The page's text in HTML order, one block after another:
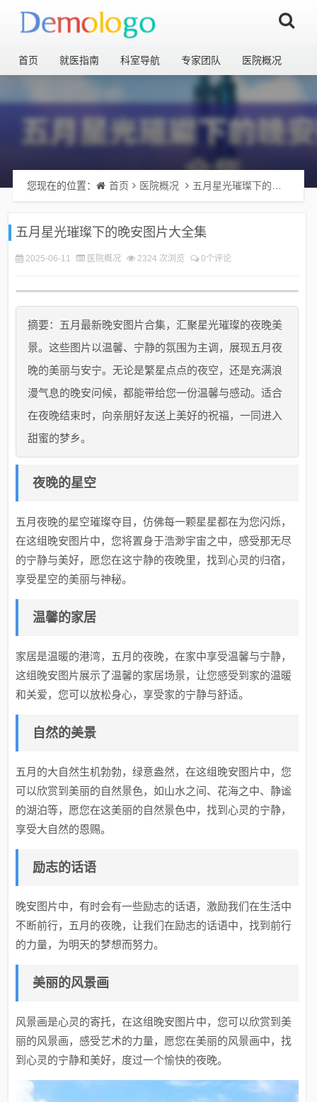
首页 就医指南 科室导航 专家团队 医院概况
您现在的位置： 首页 医院概况 五月星光璀璨下的晚安图片大全集
五月星光璀璨下的晚安图片大全集
2025-06-11 医院概况 2324 次浏览 0个评论
摘要：五月最新晚安图片合集，汇聚星光璀璨的夜晚美
景。这些图片以温馨、宁静的氛围为主调，展现五月夜
晚的美丽与安宁。无论是繁星点点的夜空，还是充满浪
漫气息的晚安问候，都能带给您一份温馨与感动。适合
在夜晚结束时，向亲朋好友送上美好的祝福，一同进入
甜蜜的梦乡。
夜晚的星空
五月夜晚的星空璀璨夺目，仿佛每一颗星星都在为您闪烁，
在这组晚安图片中，您将置身于浩渺宇宙之中，感受那无尽
的宁静与美好，愿您在这宁静的夜晚里，找到心灵的归宿，
享受星空的美丽与神秘。
温馨的家居
家居是温暖的港湾，五月的夜晚，在家中享受温馨与宁静，
这组晚安图片展示了温馨的家居场景，让您感受到家的温暖
和关爱，您可以放松身心，享受家的宁静与舒适。
自然的美景
五月的大自然生机勃勃，绿意盎然，在这组晚安图片中，您
可以欣赏到美丽的自然景色，如山水之间、花海之中、静谧
的湖泊等，愿您在这美丽的自然景色中，找到心灵的宁静，
享受大自然的恩赐。
励志的话语
晚安图片中，有时会有一些励志的话语，激励我们在生活中
不断前行，五月的夜晚，让我们在励志的话语中，找到前行
的力量，为明天的梦想而努力。
美丽的风景画
风景画是心灵的寄托，在这组晚安图片中，您可以欣赏到美
丽的风景画，感受艺术的力量，愿您在美丽的风景画中，找
到心灵的宁静和美好，度过一个愉快的夜晚。